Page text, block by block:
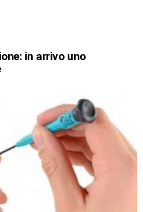
in arrivo uno